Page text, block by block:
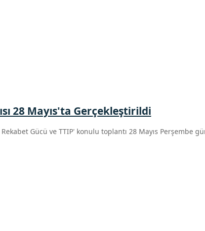
28 Mayıs'ta Gerçekleştirildi
Gücü ve TTIP' konulu toplantı 28 Mayıs Perşembe